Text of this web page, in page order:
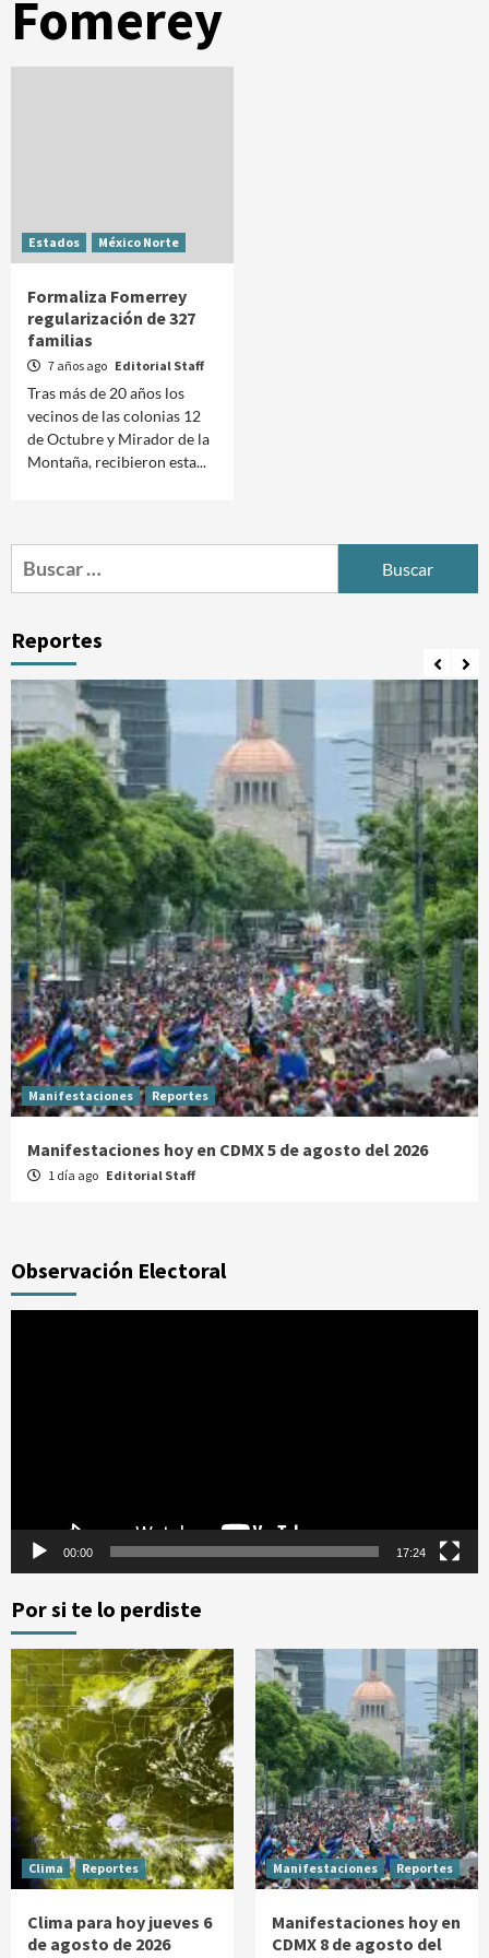
Fomerey
Estados México Norte
Formaliza Fomerrey
regularización de 327
familias
7 años ago Editorial Staff
Tras más de 20 años los
vecinos de las colonias 12
de Octubre y Mirador de la
Montaña, recibieron esta...
Buscar:
Reportes
Manifestaciones Reportes
Manifestaciones hoy en CDMX 5 de agosto del 2026
1 día ago Editorial Staff
Observación Electoral
00:00 17:24
Por si te lo perdiste
Clima Reportes
Clima para hoy jueves 6
de agosto de 2026
Manifestaciones Reportes
Manifestaciones hoy en
CDMX 8 de agosto del